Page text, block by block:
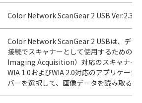
本ソフトウェア」およびその
廃棄および消去することによ
了させることができます。
約書のいずれかの条項に違反
約書は直ちに終了します。
記(3)によって本契約書が終了
かに、「本ソフトウェア」およ
すべてを廃棄または消去するも
Color Network ScanGear 2 USB Ver.2.31
Color Network ScanGear 2 USBは、デジ
接続でスキャナーとして使用するための
Imaging Acquisition）対応のスキャナー
WIA 1.0およびWIA 2.0対応のアプリケーシ
バーを選択して、画像データを読み取るこ